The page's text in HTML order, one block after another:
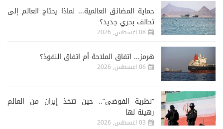
حماية المضائق العالمية... لماذا يحتاج العالم إلى
تحالف بحري جديد؟
08 اغسطس, 2026
هرمز... اتفاق الملاحة أم اتفاق النفوذ؟
06 اغسطس, 2026
“نظرية الفوضى”.. حين تتخذ إيران من العالم
رهينة لها
03 اغسطس, 2026